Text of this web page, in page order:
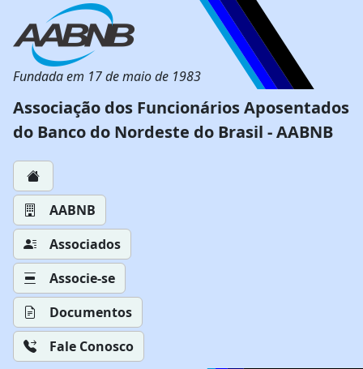
Fundada em 17 de maio de 1983
Associação dos Funcionários Aposentados
do Banco do Nordeste do Brasil - AABNB
AABNB
Associados
Associe-se
Documentos
Fale Conosco